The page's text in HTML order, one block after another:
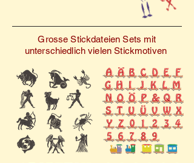
Grosse Stickdateien Sets mit
unterschiedlich vielen Stickmotiven